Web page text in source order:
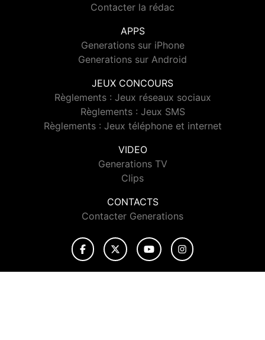
Contacter la rédac
APPS
Generations sur iPhone
Generations sur Android
JEUX CONCOURS
Règlements : Jeux réseaux sociaux
Règlements : Jeux SMS
Règlements : Jeux téléphone et internet
VIDEO
Generations TV
Clips
CONTACTS
Contacter Generations